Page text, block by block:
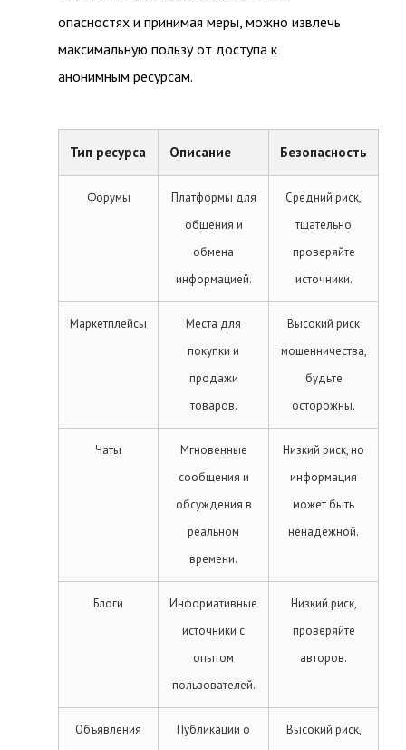
опасностях и принимая меры, можно извлечь
максимальную пользу от доступа к
анонимным ресурсам.
Тип ресурса Описание Безопасность
Форумы
Платформы для
общения и
обмена
информацией.
Средний риск,
тщательно
проверяйте
источники.
Маркетплейсы
Места для
покупки и
продажи
товаров.
Высокий риск
мошенничества,
будьте
осторожны.
Чаты
Мгновенные
сообщения и
обсуждения в
реальном
времени.
Низкий риск, но
информация
может быть
ненадежной.
Блоги
Информативные
источники с
опытом
пользователей.
Низкий риск,
проверяйте
авторов.
Объявления
Публикации о
Высокий риск,